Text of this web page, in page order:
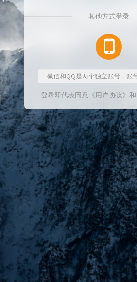
其他方式登录
微信和QQ是两个独立账号，账
登录即代表同意 《用户协议》 和